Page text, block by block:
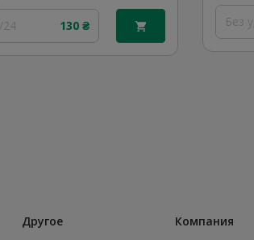
24 130 ₴ Без
Другое Компания